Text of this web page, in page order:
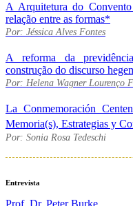
A Arquitetura do
relação entre as formas*
Por: Jéssica Alves Fontes
A reforma da
construção do discurso
Por: Helena Wagner Lourenço
La Conmemoración
Memoria(s), Estrategias y
Por: Sonia Rosa Tedeschi
Entrevista
Prof. Dr. Peter Burke